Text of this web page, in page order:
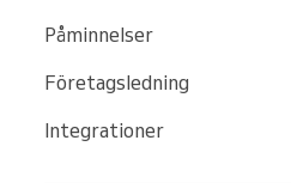
Påminnelser
Företagsledning
Integrationer